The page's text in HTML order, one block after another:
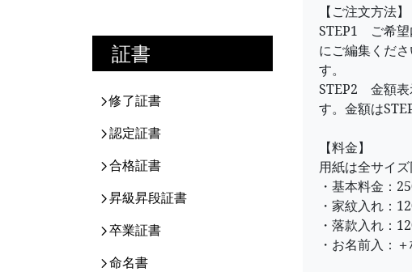
証書
修了証書
認定証書
合格証書
昇級昇段証書
卒業証書
命名書
【ご注文方法】
STEP1 ご希望
にご編集くだ
す。
STEP2 金額表
す。金額は
【料金】
用紙は全サイズ
・基本料金：
・家紋入れ：
・落款入れ：
・お名前入：